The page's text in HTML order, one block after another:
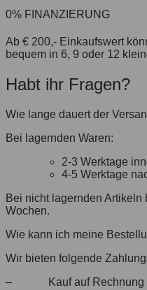
0% FINANZIERUNG
Ab € 200,- Einkaufswert
bequem in 6, 9 oder 12
Habt ihr Fragen?
Wie lange dauert der
Bei lagernden Waren:
2-3 Werktage
4-5 Werktage
Bei nicht lagernden Artikeln
Wochen.
Wie kann ich meine
Wir bieten folgende
– Kauf auf Rechnung